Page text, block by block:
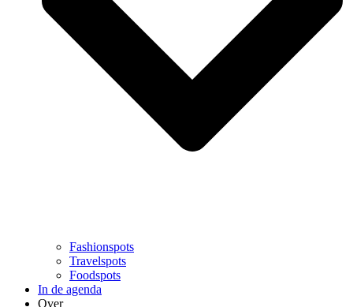
Fashionspots
Travelspots
Foodspots
In de agenda
Over